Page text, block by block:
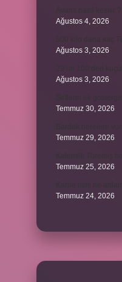
Ağustos 4, 2026
Ağustos 3, 2026
Ağustos 3, 2026
Temmuz 30, 2026
Temmuz 29, 2026
Temmuz 25, 2026
Temmuz 24, 2026